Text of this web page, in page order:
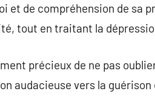
et de compréhension de sa
tout en traitant la
précieux de ne pas
audacieuse vers la